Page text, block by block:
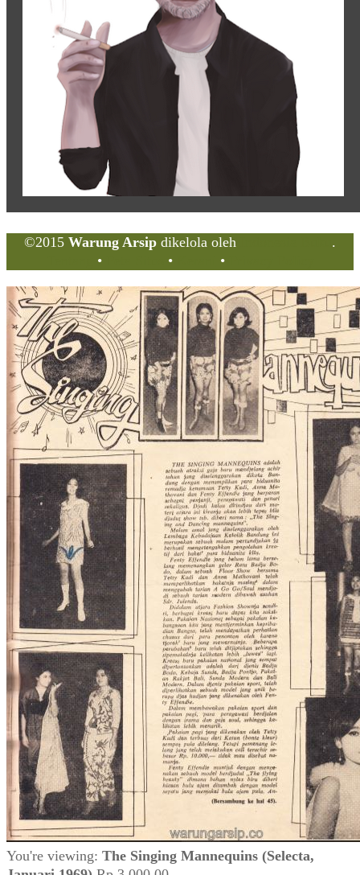
©2015 Warung Arsip dikelola oleh
.
• • •
You're viewing: The Singing Mannequins (Selecta,